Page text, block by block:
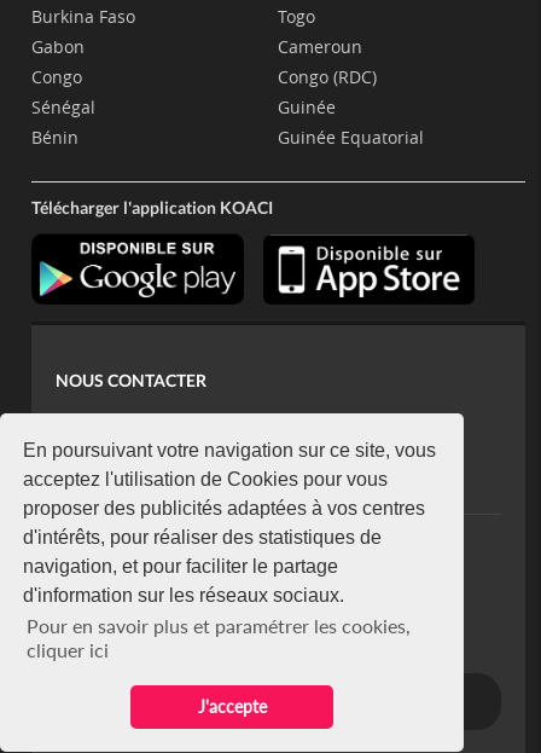
En poursuivant votre navigation sur ce site, vous
acceptez l'utilisation de Cookies pour vous
proposer des publicités adaptées à vos centres
d'intérêts, pour réaliser des statistiques de
navigation, et pour faciliter le partage
d'information sur les réseaux sociaux.
Pour en savoir plus et paramétrer les cookies,
cliquer ici
J'accepte
Burkina Faso
Gabon
Congo
Sénégal
Bénin
Togo
Cameroun
Congo (RDC)
Guinée
Guinée Equatorial
Télécharger l'application KOACI
NOUS CONTACTER
koaci@yahoo.fr
+225 07 08 85 52 93
NEWSLETTER
Restez connecté via notre newsletter
S'abonner
Se désabonner